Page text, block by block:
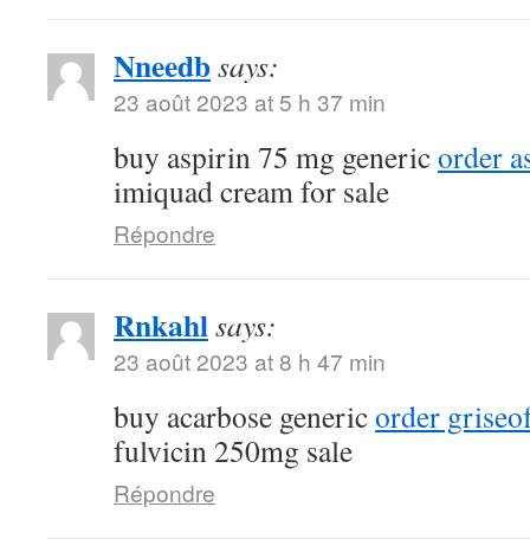
Nneedbsays:
23 août 2023 at 5 h 37 min
buy aspirin 75 mg genericorder
imiquad cream for sale
Répondre
Rnkahlsays:
23 août 2023 at 8 h 47 min
buy acarbose genericorder
fulvicin 250mg sale
Répondre